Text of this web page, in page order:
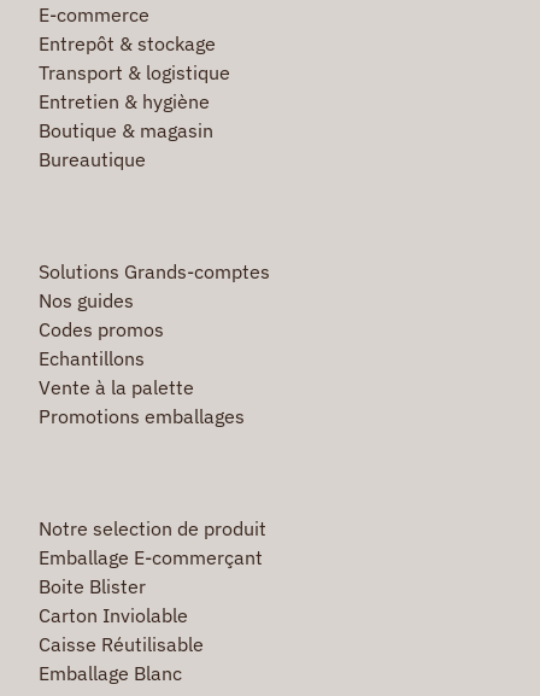
E-commerce
Entrepôt & stockage
Transport & logistique
Entretien & hygiène
Boutique & magasin
Bureautique
Solutions Grands-comptes
Nos guides
Codes promos
Echantillons
Vente à la palette
Promotions emballages
Notre selection de produit
Emballage E-commerçant
Boite Blister
Carton Inviolable
Caisse Réutilisable
Emballage Blanc